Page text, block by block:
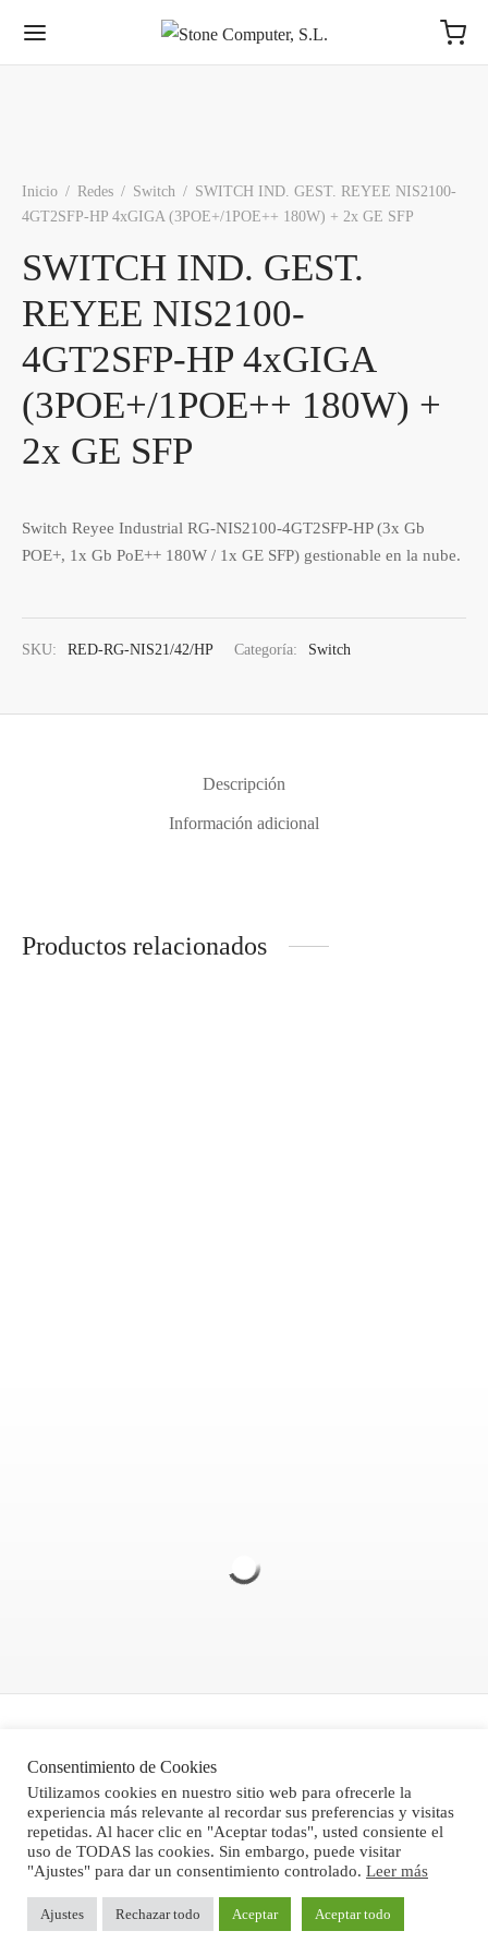
Inicio / Redes / Switch / SWITCH IND. GEST. REYEE NIS2100-
4GT2SFP-HP 4xGIGA (3POE+/1POE++ 180W) + 2x GE SFP
SWITCH IND. GEST.
REYEE NIS2100-
4GT2SFP-HP 4xGIGA
(3POE+/1POE++ 180W) +
2x GE SFP
Switch Reyee Industrial RG-NIS2100-4GT2SFP-HP (3x Gb
POE+, 1x Gb PoE++ 180W / 1x GE SFP) gestionable en la nube.
SKU: RED-RG-NIS21/42/HP Categoría: Switch
Descripción
Información adicional
Productos relacionados
Aviso legal
Condiciones Generales de Venta
®Stone Computer, S.L. 2024
Consentimiento de Cookies
Utilizamos cookies en nuestro sitio web para ofrecerle la
experiencia más relevante al recordar sus preferencias y visitas
repetidas. Al hacer clic en "Aceptar todas", usted consiente el
uso de TODAS las cookies. Sin embargo, puede visitar
"Ajustes" para dar un consentimiento controlado. Leer más
Ajustes Rechazar todo Aceptar Aceptar todo